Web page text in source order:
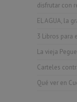
disfrutar con
EL AGUA, la
3 Libros para
La vieja
Carteles
Qué ver en